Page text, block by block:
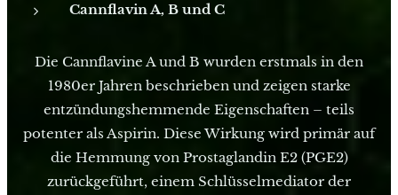
Cannflavin A, B und C
Die Cannflavine A und B wurden erstmals in den
1980er Jahren beschrieben und zeigen starke
entzündungshemmende Eigenschaften – teils
potenter als Aspirin. Diese Wirkung wird primär auf
die Hemmung von Prostaglandin E2 (PGE2)
zurückgeführt, einem Schlüsselmediator der